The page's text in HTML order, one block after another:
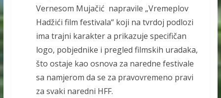
Vernesom Mujačić napravile „Vremeplov
Hadžići film festivala“ koji na tvrdoj podlozi
ima trajni karakter a prikazuje specifičan
logo, pobjednike i pregled filmskih uradaka,
što ostaje kao osnova za naredne festivale
sa namjerom da se za pravovremeno pravi
za svaki naredni HFF.